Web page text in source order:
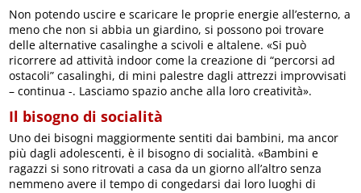
Non potendo uscire e scaricare le proprie energie all’esterno, a
meno che non si abbia un giardino, si possono poi trovare
delle alternative casalinghe a scivoli e altalene. «Si può
ricorrere ad attività indoor come la creazione di “percorsi ad
ostacoli” casalinghi, di mini palestre dagli attrezzi improvvisati
– continua -. Lasciamo spazio anche alla loro creatività».
Il bisogno di socialità
Uno dei bisogni maggiormente sentiti dai bambini, ma ancor
più dagli adolescenti, è il bisogno di socialità. «Bambini e
ragazzi si sono ritrovati a casa da un giorno all’altro senza
nemmeno avere il tempo di congedarsi dai loro luoghi di